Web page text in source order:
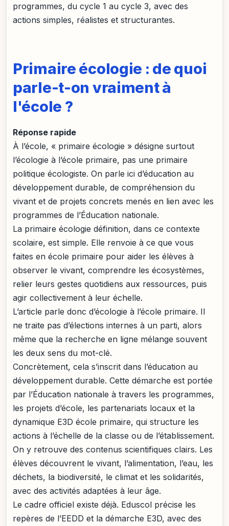
programmes, du cycle 1 au cycle 3, avec des
actions simples, réalistes et structurantes.
Primaire écologie : de quoi
parle-t-on vraiment à
l'école ?
Réponse rapide
À l’école, « primaire écologie » désigne surtout
l’écologie à l’école primaire, pas une primaire
politique écologiste. On parle ici d’éducation au
développement durable, de compréhension du
vivant et de projets concrets menés en lien avec les
programmes de l’Éducation nationale.
La primaire écologie définition, dans ce contexte
scolaire, est simple. Elle renvoie à ce que vous
faites en école primaire pour aider les élèves à
observer le vivant, comprendre les écosystèmes,
relier leurs gestes quotidiens aux ressources, puis
agir collectivement à leur échelle.
L’article parle donc d’écologie à l’école primaire. Il
ne traite pas d’élections internes à un parti, alors
même que la recherche en ligne mélange souvent
les deux sens du mot-clé.
Concrètement, cela s’inscrit dans l’éducation au
développement durable. Cette démarche est portée
par l’Éducation nationale à travers les programmes,
les projets d’école, les partenariats locaux et la
dynamique E3D école primaire, qui structure les
actions à l’échelle de la classe ou de l’établissement.
On y retrouve des contenus scientifiques clairs. Les
élèves découvrent le vivant, l’alimentation, l’eau, les
déchets, la biodiversité, le climat et les solidarités,
avec des activités adaptées à leur âge.
Le cadre officiel existe déjà. Eduscol précise les
repères de l’EEDD et la démarche E3D, avec des